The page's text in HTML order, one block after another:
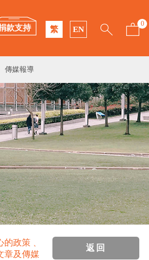
款支持 繁 EN
0
傳媒報導
政策﹑
章及傳媒
返回